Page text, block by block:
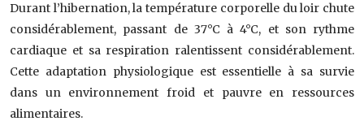
Durant l’hibernation, la température corporelle du loir chute
considérablement, passant de 37°C à 4°C, et son rythme
cardiaque et sa respiration ralentissent considérablement.
Cette adaptation physiologique est essentielle à sa survie
dans un environnement froid et pauvre en ressources
alimentaires.